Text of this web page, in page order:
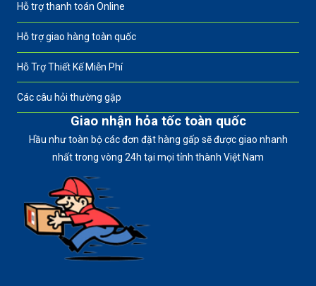
Hỗ trợ thanh toán Online
Hỗ trợ giao hàng toàn quốc
Hỗ Trợ Thiết Kế Miễn Phí
Các câu hỏi thường gặp
Giao nhận hỏa tốc toàn quốc
Hầu như toàn bộ các đơn đặt hàng gấp sẽ được giao nhanh
nhất trong vòng 24h tại mọi tỉnh thành Việt Nam